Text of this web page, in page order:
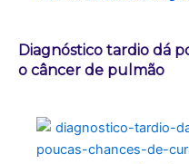
Diagnóstico tardio dá
o câncer de pulmão